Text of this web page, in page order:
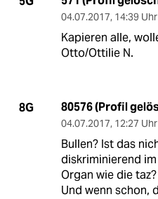
04.07.2017, 14:39 Uhr
Kapieren alle,
Otto/Ottilie N.
8G 80576 (Profil
04.07.2017, 12:27 Uhr
Bullen? Ist das
diskriminierend
Organ wie die taz?
Und wenn schon,